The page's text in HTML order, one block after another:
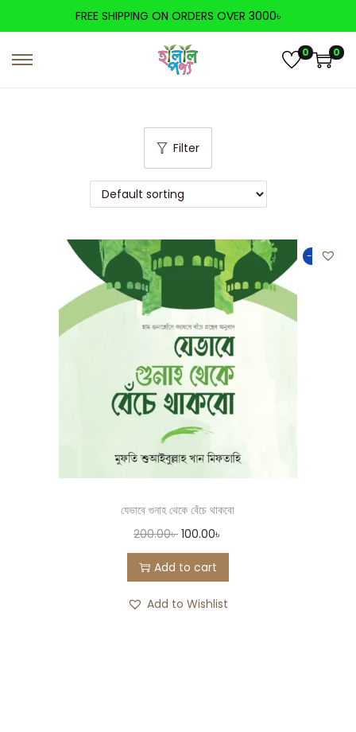
FREE SHIPPING ON ORDERS OVER 3000৳
0 0
Filter
-50%
যেভাবে গুনাহ থেকে বেঁচে থাকবো
200.00৳ 100.00৳
Add to cart
Add to Wishlist